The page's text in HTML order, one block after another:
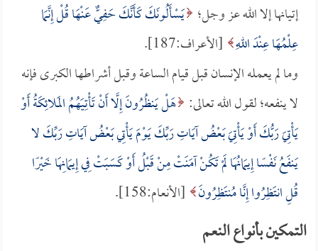
إتيانها إلا الله عز وجل؛ يَسْأَلُونَكَ كَأَنَّكَ حَفِيٌّ عَنْهَا قُلْ إِنَّمَا
عِلْمُهَا عِنْدَ اللهِ [الأعراف:187].
وما لم يعمله الإنسان قبل قيام الساعة وقبل أشراطها الكبرى فإنه
لا ينفعه؛ لقول الله تعالى: هَلْ يَنظُرُونَ إِلَّا أَنْ تَأْتِيَهُمُ المَلائِكَةُ أَوْ
يَأْتِيَ رَبُّكَ أَوْ يَأْتِيَ بَعْضُ آيَاتِ رَبِّكَ يَوْمَ يَأْتِي بَعْضُ آيَاتِ رَبِّكَ لا
يَنفَعُ نَفْسًا إِيمَانُهَا لَمْ تَكُنْ آمَنَتْ مِنْ قَبْلُ أَوْ كَسَبَتْ فِي إِيمَانِهَا خَيْرًا
قُلِ انتَظِرُوا إِنَّا مُنتَظِرُونَ [الأنعام:158].
التمكين بأنواع النعم